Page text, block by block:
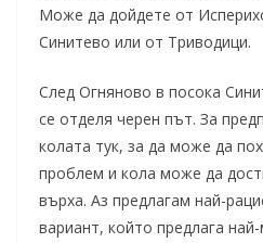
Може да дойдете от
Синитево или от Триводици.
След Огняново в посока
се отделя черен път. За
колата тук, за да може да
проблем и кола може да
върха. Аз предлагам най-
вариант, който предлага